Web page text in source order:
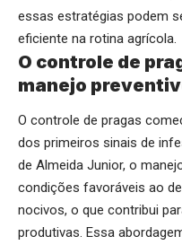
essas estratégias podem
eficiente na rotina agrícola.
O controle de
manejo
O controle de pragas
dos primeiros sinais de
de Almeida Junior, o
condições favoráveis ao
nocivos, o que contribui
produtivas. Essa